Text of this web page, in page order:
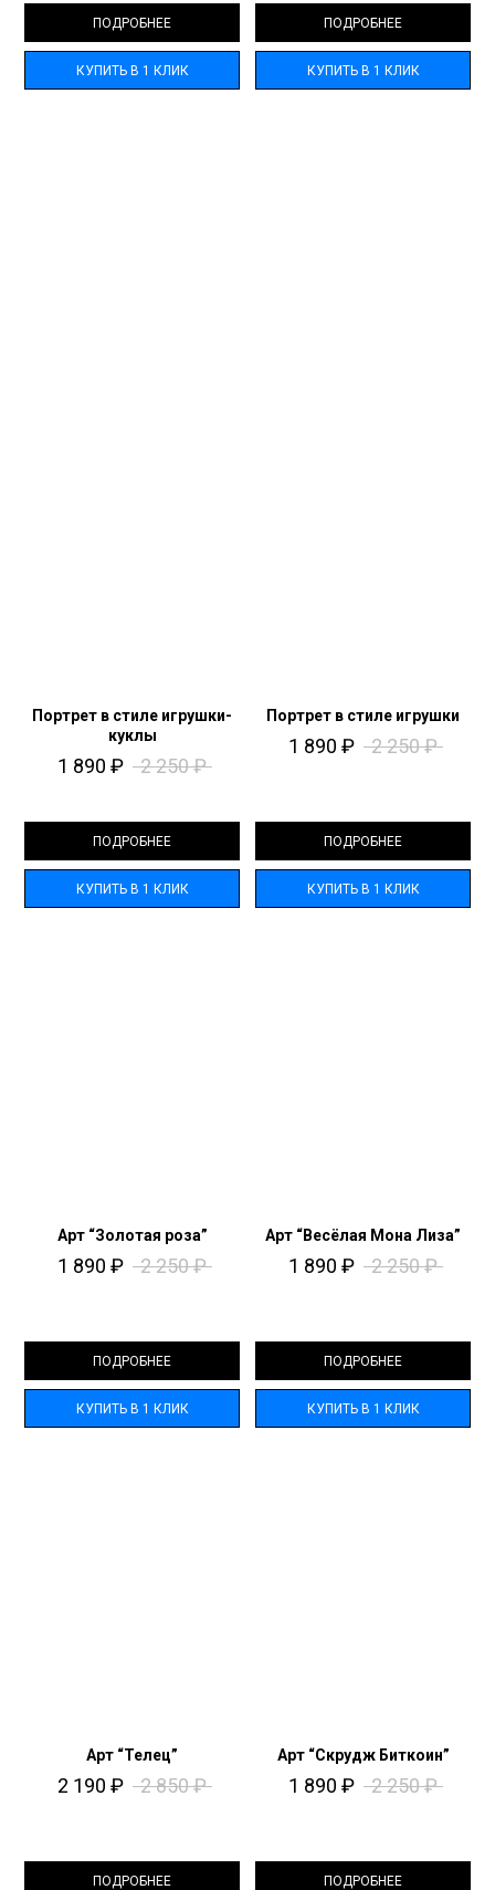
ПОДРОБНЕЕ
КУПИТЬ В 1 КЛИК
ПОДРОБНЕЕ
КУПИТЬ В 1 КЛИК
Портрет в стиле игрушки-
куклы
1 890 ₽ 2 250₽
ПОДРОБНЕЕ
КУПИТЬ В 1 КЛИК
Портрет в стиле игрушки
1 890 ₽ 2 250₽
ПОДРОБНЕЕ
КУПИТЬ В 1 КЛИК
Арт “Золотая роза”
1 890 ₽ 2 250₽
ПОДРОБНЕЕ
КУПИТЬ В 1 КЛИК
Арт “Весёлая Мона Лиза”
1 890 ₽ 2 250₽
ПОДРОБНЕЕ
КУПИТЬ В 1 КЛИК
Арт “Телец”
2 190 ₽ 2 850₽
ПОДРОБНЕЕ
Арт “Скрудж Биткоин”
1 890 ₽ 2 250₽
ПОДРОБНЕЕ